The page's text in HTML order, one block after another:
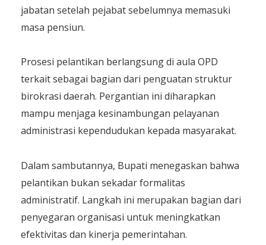
jabatan setelah pejabat sebelumnya memasuki
masa pensiun.
Prosesi pelantikan berlangsung di aula OPD
terkait sebagai bagian dari penguatan struktur
birokrasi daerah. Pergantian ini diharapkan
mampu menjaga kesinambungan pelayanan
administrasi kependudukan kepada masyarakat.
Dalam sambutannya, Bupati menegaskan bahwa
pelantikan bukan sekadar formalitas
administratif. Langkah ini merupakan bagian dari
penyegaran organisasi untuk meningkatkan
efektivitas dan kinerja pemerintahan.